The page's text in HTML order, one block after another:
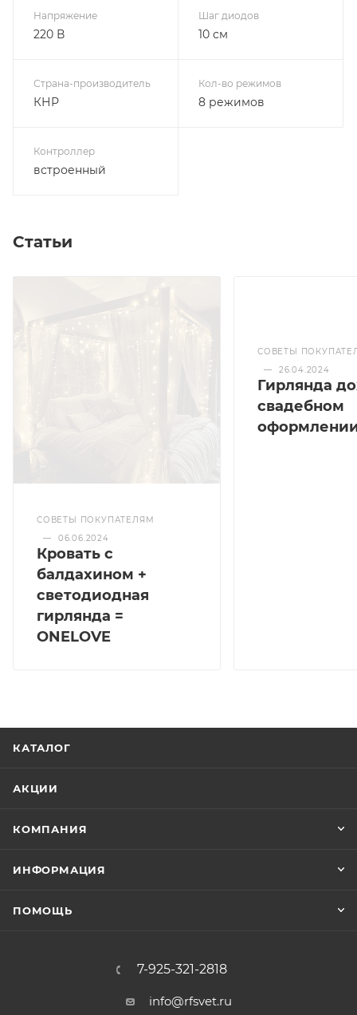
Напряжение
220 В
Шаг диодов
10 см
Страна-производитель
КНР
Кол-во режимов
8 режимов
Контроллер
встроенный
Статьи
СОВЕТЫ ПОКУПАТЕЛЯМ
—
06.06.2024
Кровать с
балдахином +
светодиодная
гирлянда =
ONELOVE
СОВЕТЫ
—
26.04.2024
Гирлянда
свадебном
КАТАЛОГ
АКЦИИ
КОМПАНИЯ
ИНФОРМАЦИЯ
ПОМОЩЬ
7-925-321-2818
info@rfsvet.ru